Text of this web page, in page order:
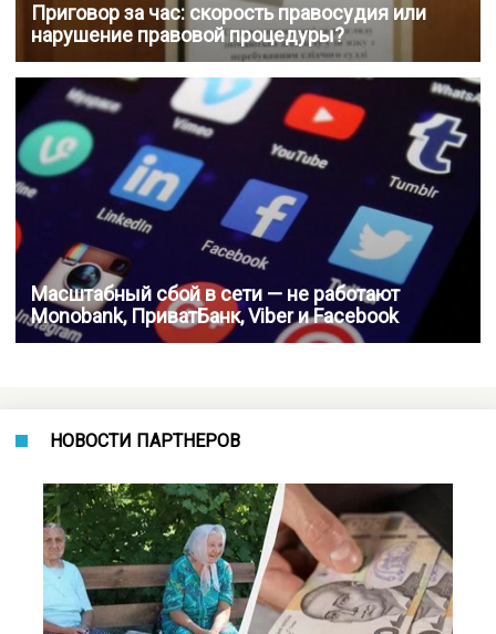
Приговор за час: скорость правосудия или
нарушение правовой процедуры?
Масштабный сбой в сети — не работают
Monobank, ПриватБанк, Viber и Facebook
НОВОСТИ ПАРТНЕРОВ